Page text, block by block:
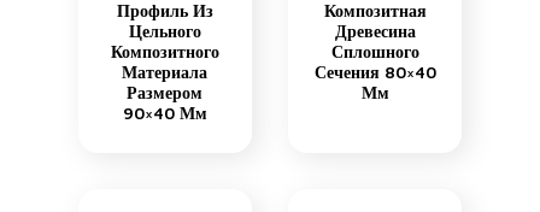
Профиль Из
Цельного
Композитного
Материала
Размером
90×40 Мм
Композитная
Древесина
Сплошного
Сечения 80×40
Мм